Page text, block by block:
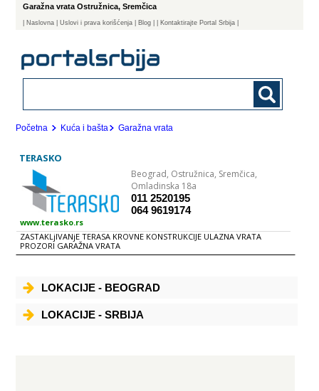
Garažna vrata Ostružnica, Sremčica
Naslovna | Uslovi i prava korišćenja Blog | Kontaktirajte Portal Srbija |
Početna Kuća i bašta Garažna vrata
TERASKO
Beograd, Ostružnica, Sremčica,
Omladinska 18a
011 2520195
064 9619174
www.terasko.rs
ZASTAKLjIVANjE TERASA KROVNE KONSTRUKCIJE ULAZNA VRATA
PROZORI GARAŽNA VRATA
LOKACIJE - BEOGRAD
LOKACIJE - SRBIJA